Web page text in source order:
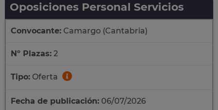
Oposiciones Personal Servicios
Convocante: Camargo (Cantabria)
Nº Plazas: 2
Tipo: Oferta
Fecha de publicación: 06/07/2026